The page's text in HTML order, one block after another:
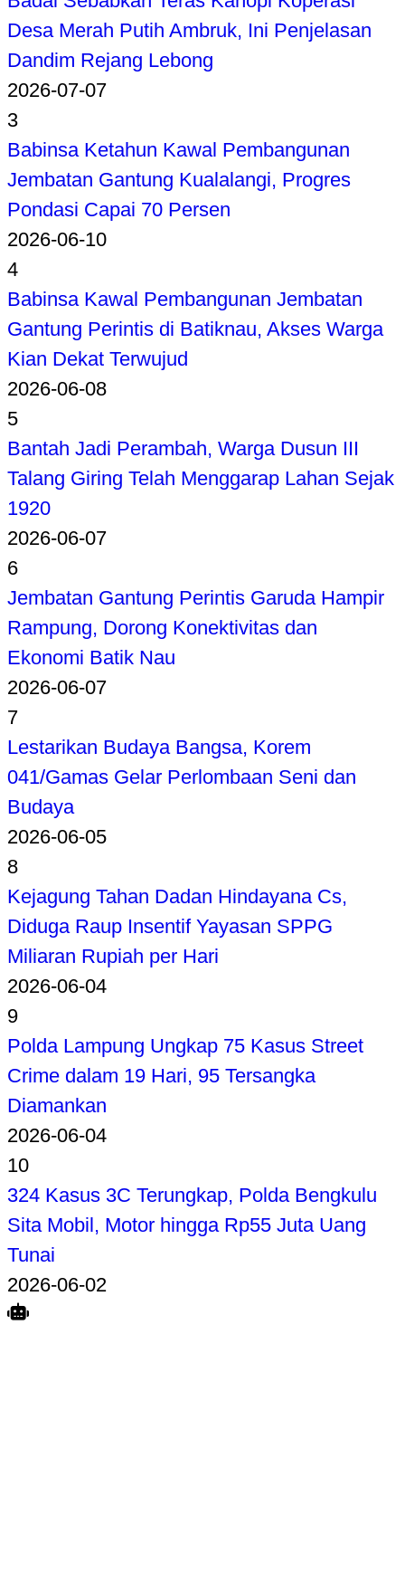
Desa Merah Putih Ambruk, Ini Penjelasan
Dandim Rejang Lebong
2026-07-07
3
Babinsa Ketahun Kawal Pembangunan
Jembatan Gantung Kualalangi, Progres
Pondasi Capai 70 Persen
2026-06-10
4
Babinsa Kawal Pembangunan Jembatan
Gantung Perintis di Batiknau, Akses Warga
Kian Dekat Terwujud
2026-06-08
5
Bantah Jadi Perambah, Warga Dusun III
Talang Giring Telah Menggarap Lahan Sejak
1920
2026-06-07
6
Jembatan Gantung Perintis Garuda Hampir
Rampung, Dorong Konektivitas dan
Ekonomi Batik Nau
2026-06-07
7
Lestarikan Budaya Bangsa, Korem
041/Gamas Gelar Perlombaan Seni dan
Budaya
2026-06-05
8
Kejagung Tahan Dadan Hindayana Cs,
Diduga Raup Insentif Yayasan SPPG
Miliaran Rupiah per Hari
2026-06-04
9
Polda Lampung Ungkap 75 Kasus Street
Crime dalam 19 Hari, 95 Tersangka
Diamankan
2026-06-04
10
324 Kasus 3C Terungkap, Polda Bengkulu
Sita Mobil, Motor hingga Rp55 Juta Uang
Tunai
2026-06-02